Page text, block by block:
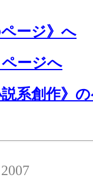
ページ》へ
ページへ
説系創作》